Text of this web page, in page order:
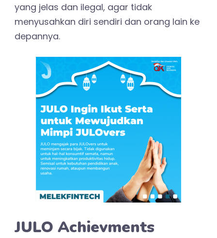
yang jelas dan ilegal, agar tidak
menyusahkan diri sendiri dan orang lain ke
depannya.
JULO Achievments